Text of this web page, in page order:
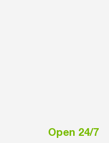
Open 24/7